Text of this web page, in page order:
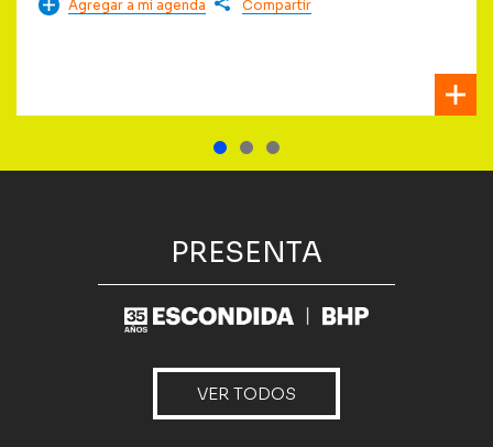
Agregar a mi agenda Compartir
PRESENTA
VER TODOS